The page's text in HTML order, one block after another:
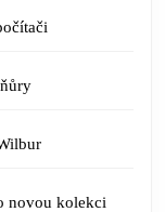
novou kolekci